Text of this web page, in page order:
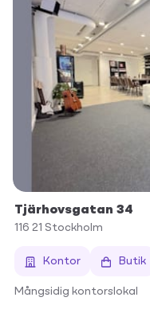
Tjärhovsgatan 34
116 21 Stockholm
Kontor Butik
Mångsidig kontorslokal